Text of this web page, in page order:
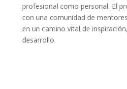
profesional como personal. El
con una comunidad de
en un camino vital de
desarrollo.